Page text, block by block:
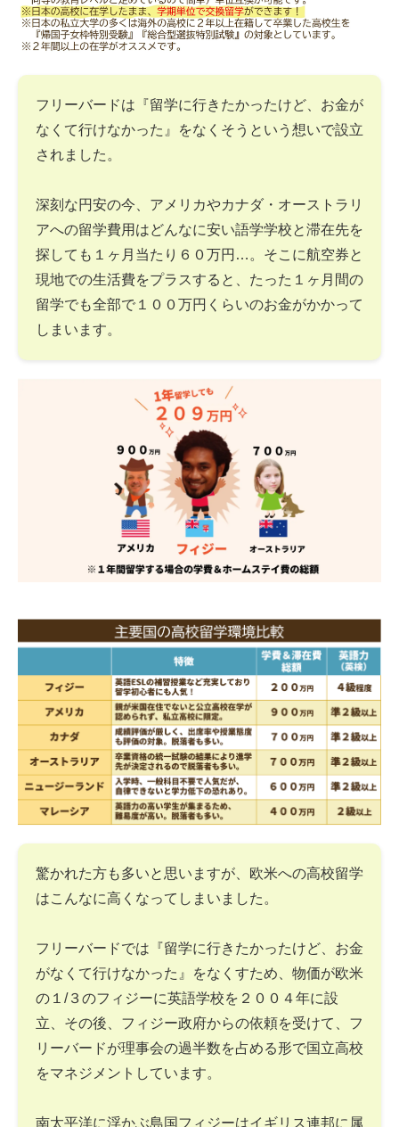
フリーバードは『留学に行きたかったけど、お金が
なくて行けなかった』をなくそうという想いで設立
されました。
深刻な円安の今、アメリカやカナダ・オーストラリ
アへの留学費用はどんなに安い語学学校と滞在先を
探しても１ヶ月当たり６０万円…。そこに航空券と
現地での生活費をプラスすると、たった１ヶ月間の
留学でも全部で１００万円くらいのお金がかかって
しまいます。
驚かれた方も多いと思いますが、欧米への高校留学
はこんなに高くなってしまいました。
フリーバードでは『留学に行きたかったけど、お金
がなくて行けなかった』をなくすため、物価が欧米
の１/３のフィジーに英語学校を２００４年に設
立、その後、フィジー政府からの依頼を受けて、フ
リーバードが理事会の過半数を占める形で国立高校
をマネジメントしています。
南太平洋に浮かぶ島国フィジーはイギリス連邦に属